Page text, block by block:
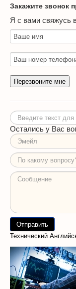
Закажите звонок
Я с вами свяжусь
Искать...
Остались у Вас
Технический